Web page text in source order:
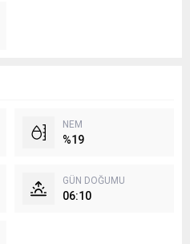
NEM
%19
GÜN DOĞUMU
06:10